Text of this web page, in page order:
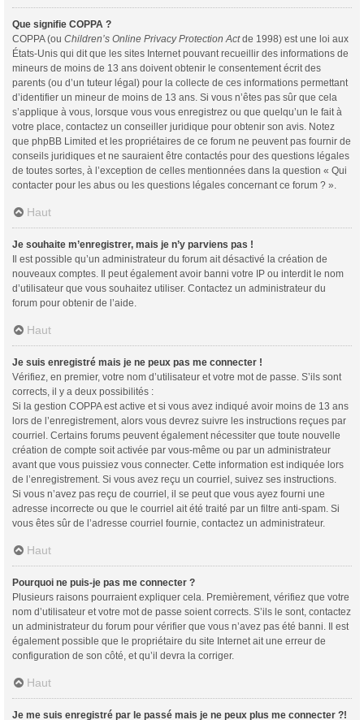
Que signifie COPPA ?
COPPA (ou Children’s Online Privacy Protection Actde 1998) est une loi aux
États-Unis qui dit que les sites Internet pouvant recueillir des informations de
mineurs de moins de 13 ans doivent obtenir le consentement écrit des
parents (ou d’un tuteur légal) pour la collecte de ces informations permettant
d’identifier un mineur de moins de 13 ans. Si vous n’êtes pas sûr que cela
s’applique à vous, lorsque vous vous enregistrez ou que quelqu’un le fait à
votre place, contactez un conseiller juridique pour obtenir son avis. Notez
que phpBB Limited et les propriétaires de ce forum ne peuvent pas fournir de
conseils juridiques et ne sauraient être contactés pour des questions légales
de toutes sortes, à l’exception de celles mentionnées dans la question « Qui
contacter pour les abus ou les questions légales concernant ce forum ? ».
Haut
Je souhaite m’enregistrer, mais je n’y parviens pas !
Il est possible qu’un administrateur du forum ait désactivé la création de
nouveaux comptes. Il peut également avoir banni votre IP ou interdit le nom
d’utilisateur que vous souhaitez utiliser. Contactez un administrateur du
forum pour obtenir de l’aide.
Haut
Je suis enregistré mais je ne peux pas me connecter !
Vérifiez, en premier, votre nom d’utilisateur et votre mot de passe. S’ils sont
corrects, il y a deux possibilités :
Si la gestion COPPA est active et si vous avez indiqué avoir moins de 13 ans
lors de l’enregistrement, alors vous devrez suivre les instructions reçues par
courriel. Certains forums peuvent également nécessiter que toute nouvelle
création de compte soit activée par vous-même ou par un administrateur
avant que vous puissiez vous connecter. Cette information est indiquée lors
de l’enregistrement. Si vous avez reçu un courriel, suivez ses instructions.
Si vous n’avez pas reçu de courriel, il se peut que vous ayez fourni une
adresse incorrecte ou que le courriel ait été traité par un filtre anti-spam. Si
vous êtes sûr de l’adresse courriel fournie, contactez un administrateur.
Haut
Pourquoi ne puis-je pas me connecter ?
Plusieurs raisons pourraient expliquer cela. Premièrement, vérifiez que votre
nom d’utilisateur et votre mot de passe soient corrects. S’ils le sont, contactez
un administrateur du forum pour vérifier que vous n’avez pas été banni. Il est
également possible que le propriétaire du site Internet ait une erreur de
configuration de son côté, et qu’il devra la corriger.
Haut
Je me suis enregistré par le passé mais je ne peux plus me connecter ?!